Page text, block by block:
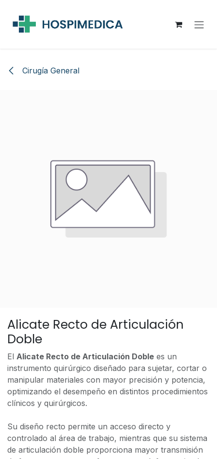
Cirugía General
Alicate Recto de Articulación
Doble
El Alicate Recto de Articulación Doble es un
instrumento quirúrgico diseñado para sujetar, cortar o
manipular materiales con mayor precisión y potencia,
optimizando el desempeño en distintos procedimientos
clínicos y quirúrgicos.
Su diseño recto permite un acceso directo y
controlado al área de trabajo, mientras que su sistema
de articulación doble proporciona mayor transmisión